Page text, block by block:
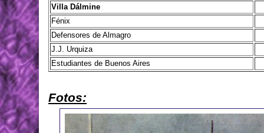
Villa Dálmine
Fénix
Defensores de Almagro
J.J. Urquiza
Estudiantes de Buenos Aires
Fotos: